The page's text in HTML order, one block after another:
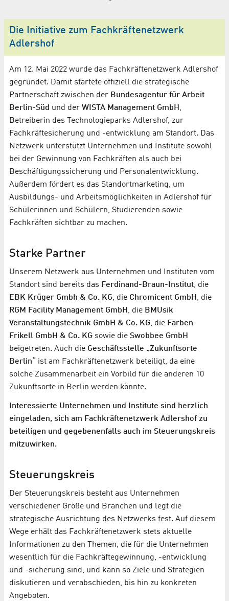
Die Initiative zum Fachkräftenetzwerk
Adlershof
Am 12. Mai 2022 wurde das Fachkräftenetzwerk Adlershof
gegründet. Damit startete offiziell die strategische
Partnerschaft zwischen der Bundesagentur für Arbeit
Berlin-Süd und der WISTA Management GmbH ,
Betreiberin des Technologieparks Adlershof, zur
Fachkräftesicherung und -entwicklung am Standort. Das
Netzwerk unterstützt Unternehmen und Institute sowohl
bei der Gewinnung von Fachkräften als auch bei
Beschäftigungssicherung und Personalentwicklung.
Außerdem fördert es das Standortmarketing, um
Ausbildungs- und Arbeitsmöglichkeiten in Adlershof für
Schülerinnen und Schülern, Studierenden sowie
Fachkräften sichtbar zu machen.
Starke Partner
Unserem Netzwerk aus Unternehmen und Instituten vom
Standort sind bereits das Ferdinand-Braun-Institut, die
EBK Krüger Gmbh & Co. KG, die Chromicent GmbH , die
RGM Facility Management GmbH , die BMUsik
Veranstaltungstechnik GmbH & Co. KG, die Farben-
Frikell GmbH & Co. KG sowie die Swobbee GmbH
beigetreten. Auch die Geschäftsstelle „Zukunftsorte
Berlin“
ist am Fachkräftenetzwerk beteiligt, da eine
solche Zusammenarbeit ein Vorbild für die anderen 10
Zukunftsorte in Berlin werden könnte.
Interessierte Unternehmen und Institute sind herzlich
eingeladen, sich am Fachkräftenetzwerk Adlershof zu
beteiligen und gegebenenfalls auch im Steuerungskreis
mitzuwirken.
Steuerungskreis
Der Steuerungskreis besteht aus Unternehmen
verschiedener Größe und Branchen und legt die
strategische Ausrichtung des Netzwerks fest. Auf diesem
Wege erhält das Fachkräftenetzwerk stets aktuelle
Informationen zu den Themen, die für die Unternehmen
wesentlich für die Fachkräftegewinnung, -entwicklung
und -sicherung sind, und kann so Ziele und Strategien
diskutieren und verabschieden, bis hin zu konkreten
Angeboten.